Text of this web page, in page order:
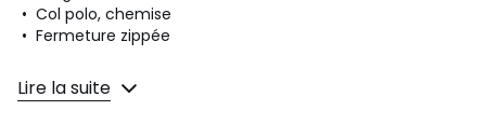
• Col polo, chemise
• Fermeture zippée
Composition et Entretien
• 100% cuir de mouton
Lire la suite